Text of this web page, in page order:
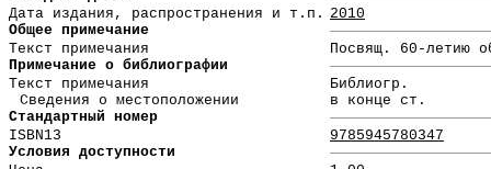
Дата издания, распространения и т.п. 2010
Общее примечание
Текст примечания
Посвящ. 60-летию
Примечание о библиографии
Текст примечания
Библиогр.
Сведения о местоположении
в конце ст.
Стандартный номер
ISBN13
9785945780347
Условия доступности